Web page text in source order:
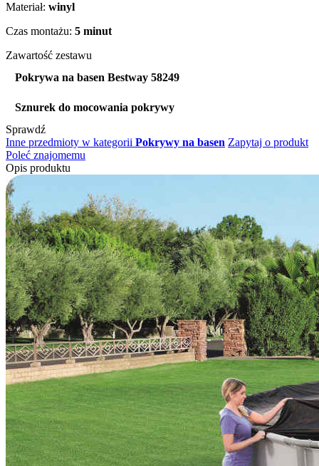
Materiał: winyl
Czas montażu: 5 minut
Zawartość zestawu
Pokrywa na basen Bestway 58249
Sznurek do mocowania pokrywy
Sprawdź
Inne przedmioty w kategorii Pokrywy na basen Zapytaj o produkt
Poleć znajomemu
Opis produktu